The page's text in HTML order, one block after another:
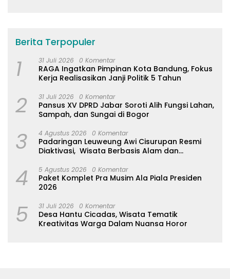
Berita Terpopuler
1 31 Juli 2026 0 Komentar
RAGA Ingatkan Pimpinan Kota Bandung, Fokus
2 31 Juli 2026 0 Komentar
Pansus XV DPRD Jabar Soroti Alih Fungsi Lahan,
Sampah, dan Sungai di Bogor
3 4 Agustus 2026 0 Komentar
Padaringan Leuweung Awi Cisurupan Resmi
Diaktivasi, Wisata Berbasis Alam dan
4 5 Agustus 2026 0 Komentar
Paket Komplet Pra Musim Ala Piala Presiden
2026
5 31 Juli 2026 0 Komentar
Desa Hantu Cicadas, Wisata Tematik
Kreativitas Warga Dalam Nuansa Horor